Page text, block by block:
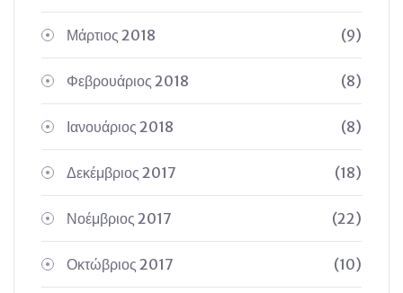
Μάρτιος 2018 (9)
Φεβρουάριος 2018 (8)
Ιανουάριος 2018 (8)
Δεκέμβριος 2017 (18)
Νοέμβριος 2017 (22)
Οκτώβριος 2017 (10)